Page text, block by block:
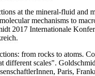
at the mineral-fluid and
mechanisms to
2017 Internationale
from rocks to atoms.
different scales".
Paris,